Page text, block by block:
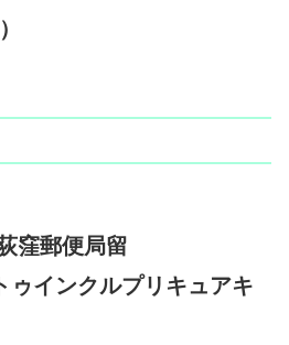
窪郵便局留
インクルプリキュアキ